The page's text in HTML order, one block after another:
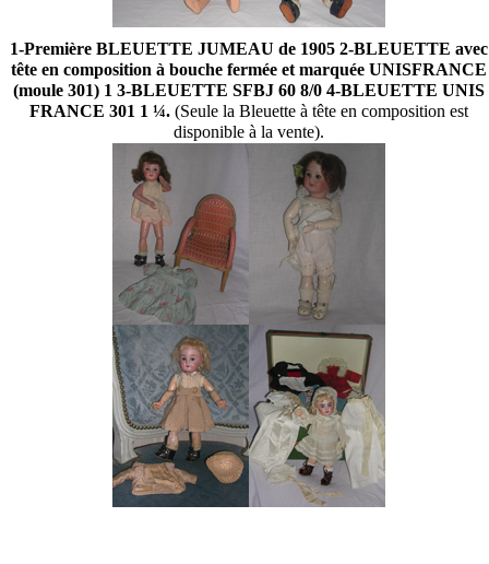
1-Première BLEUETTE JUMEAU de 1905 2-BLEUETTE avec
tête en composition à bouche fermée et marquée UNISFRANCE
(moule 301) 1 3-BLEUETTE SFBJ 60 8/0 4-BLEUETTE UNIS
FRANCE 301 1 ¼. (Seule la Bleuette à tête en composition est
disponible à la vente).